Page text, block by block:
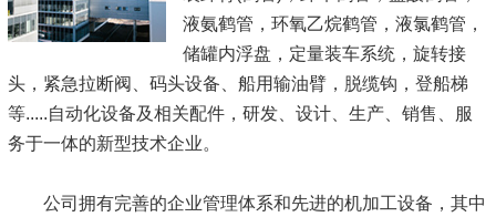
液氨鹤管，环氧乙烷鹤管，液氯鹤管，
储罐内浮盘，定量装车系统，旋转接
头，紧急拉断阀、码头设备、船用输油臂，脱缆钩，登船梯
等.....自动化设备及相关配件，研发、设计、生产、销售、服
务于一体的新型技术企业。
公司拥有完善的企业管理体系和先进的机加工设备，其中